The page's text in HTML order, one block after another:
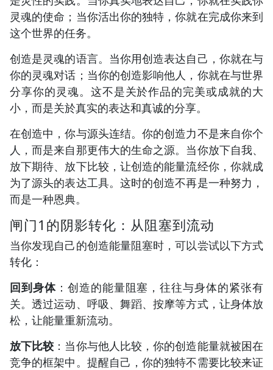
灵魂的使命；当你活出你的独特，你就在完成你来到
这个世界的任务。
创造是灵魂的语言。当你用创造表达自己，你就在与
你的灵魂对话；当你的创造影响他人，你就在与世界
分享你的灵魂。这不是关於作品的完美或成就的大
小，而是关於真实的表达和真诚的分享。
在创造中，你与源头连结。你的创造力不是来自你个
人，而是来自那更伟大的生命之源。当你放下自我、
放下期待、放下比较，让创造的能量流经你，你就成
为了源头的表达工具。这时的创造不再是一种努力，
而是一种恩典。
闸门1的阴影转化：从阻塞到流动
当你发现自己的创造能量阻塞时，可以尝试以下方式
转化：
回到身体：创造的能量阻塞，往往与身体的紧张有
关。透过运动、呼吸、舞蹈、按摩等方式，让身体放
松，让能量重新流动。
放下比较 ：当你与他人比较，你的创造能量就被困在
竞争的框架中。提醒自己，你的独特不需要比较来证